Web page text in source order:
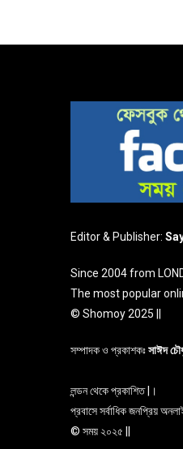
Editor & Publisher:
Since 2004 from
The most popular
© Shomoy 2025 ||
সম্পাদক ও প্রকাশকঃসাঈদ
লন্ডন থেকে প্রকাশিত |।
প্রবাসে সর্বাধিক জনপ্রিয়
© সময় ২০২৫ ||